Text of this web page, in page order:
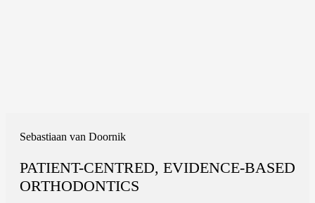
Sebastiaan van Doornik
PATIENT-CENTRED, EVIDENCE-BASED
ORTHODONTICS